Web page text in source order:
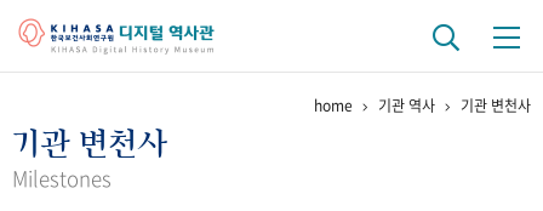
걸어온 길 기관 변천사
home 기관 역사 기관 변천사
기관 변천사
Milestones